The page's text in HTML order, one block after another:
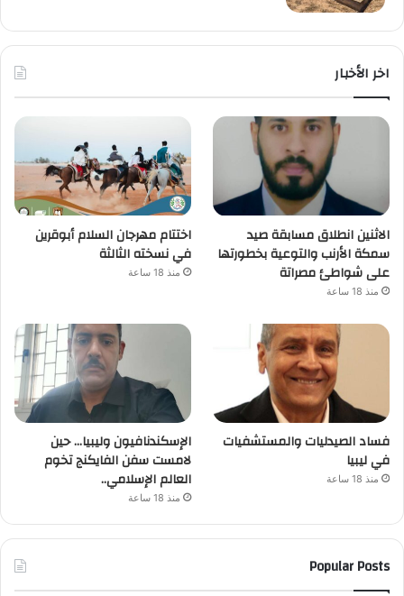
اخر الأخبار
الاثنين انطلاق مسابقة صيد
سمكة الأرنب والتوعية بخطورتها
على شواطئ مصراتة
منذ 18 ساعة
اختتام مهرجان السلام أبوقرين
في نسخته الثالثة
منذ 18 ساعة
فساد الصيدليات والمستشفيات
في ليبيا
منذ 18 ساعة
الإسكندنافيون وليبيا… حين
لامست سفن الفايكنج تخوم
العالم الإسلامي..
منذ 18 ساعة
Popular Posts